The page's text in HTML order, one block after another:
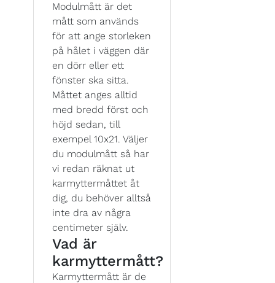
Modulmått är det
mått som används
för att ange storleken
på hålet i väggen där
en dörr eller ett
fönster ska sitta.
Måttet anges alltid
med bredd först och
höjd sedan, till
exempel 10x21. Väljer
du modulmått så har
vi redan räknat ut
karmyttermåttet åt
dig, du behöver alltså
inte dra av några
centimeter själv.
Vad är
karmyttermått?
Karmyttermått är de